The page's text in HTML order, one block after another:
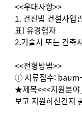
<<우대사항>>
1. 건진법 건설사업
표) 유경험자
2.기술사 또는 건축
<<전형방법>>
① 서류접수:
★제목<<<지원분야
보고 지원하신건지